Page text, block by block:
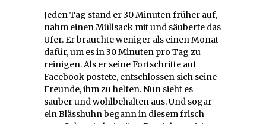
Jeden Tag stand er 30 Minuten früher auf,
nahm einen Müllsack mit und säuberte das
Ufer. Er brauchte weniger als einen Monat
dafür, um es in 30 Minuten pro Tag zu
reinigen. Als er seine Fortschritte auf
Facebook postete, entschlossen sich seine
Freunde, ihm zu helfen. Nun sieht es
sauber und wohlbehalten aus. Und sogar
ein Blässhuhn begann in diesem frisch